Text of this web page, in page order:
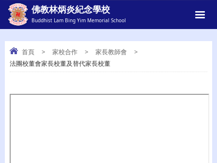
佛教林炳炎紀念學校
Buddhist Lam Bing Yim Memorial School
首頁 > 家校合作 > 家長教師會
>
法團校董會家長校董及替代家長校董